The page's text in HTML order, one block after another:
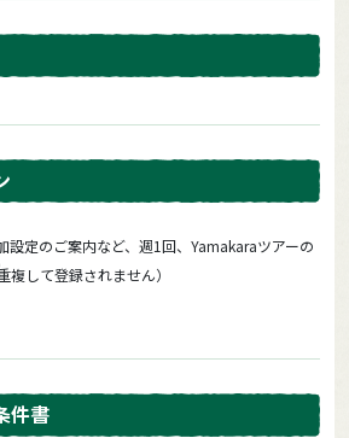
設定のご案内など、週1回、Yamakaraツアーの
複して登録されません）
件書